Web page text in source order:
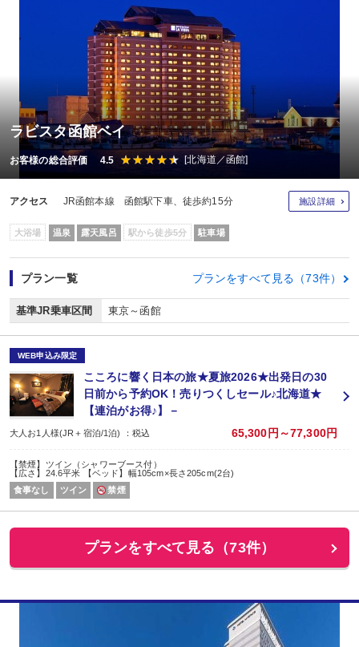
ラビスタ函館ベイ
お客様の総合評価 4.5 [北海道／函館]
アクセス JR函館本線 函館駅下車、徒歩約15分 施設詳細
大浴場 温泉 露天風呂 駅から徒歩5分 駐車場
プラン一覧 プランをすべて見る（73件）
基準JR乗車区間 東京～函館
WEB申込み限定
こころに響く日本の旅★夏旅2026★出発日の30
日前から予約OK！売りつくしセール♪北海道★
【連泊がお得♪】－
大人お1人様(JR＋宿泊/1泊) ：税込 65,300円～77,300円
【禁煙】ツイン（シャワーブース付）
【広さ】24.6平米 【ベッド】幅105cm×長さ205cm(2台)
食事なし
ツイン 禁煙
プランをすべて見る（73件）